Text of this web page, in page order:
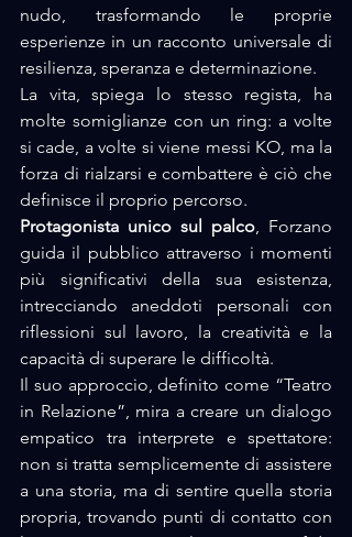
nudo, trasformando le proprie
esperienze in un racconto universale di
resilienza, speranza e determinazione.
La vita, spiega lo stesso regista, ha
molte somiglianze con un ring: a volte
si cade, a volte si viene messi KO, ma la
forza di rialzarsi e combattere è ciò che
definisce il proprio percorso.
Protagonista unico sul palco , Forzano
guida il pubblico attraverso i momenti
più significativi della sua esistenza,
intrecciando aneddoti personali con
riflessioni sul lavoro, la creatività e la
capacità di superare le difficoltà.
Il suo approccio, definito come “Teatro
in Relazione”, mira a creare un dialogo
empatico tra interprete e spettatore:
non si tratta semplicemente di assistere
a una storia, ma di sentire quella storia
propria, trovando punti di contatto con